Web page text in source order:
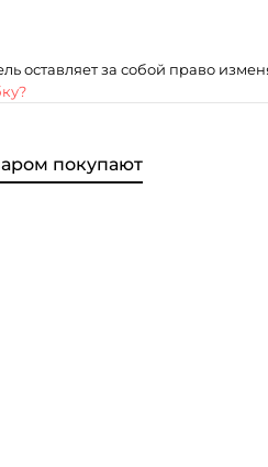
оставляет за собой право
покупают